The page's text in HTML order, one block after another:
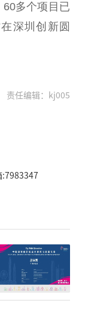
多个项目已
深圳创新圆
责任编辑：kj005